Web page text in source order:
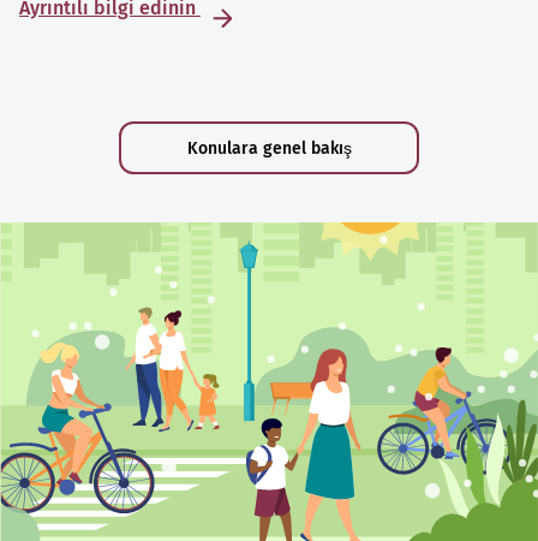
Ayrıntılı bilgi edinin
Konulara genel bakış